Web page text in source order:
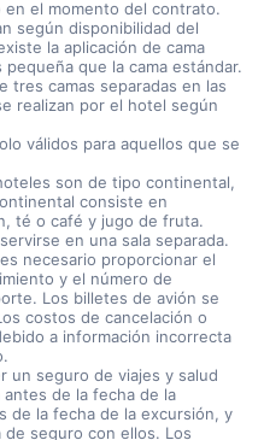
el momento del contrato.
según disponibilidad del
la aplicación de cama
que la cama estándar.
tres camas separadas en las
realizan por el hotel según
válidos para aquellos que se
son de tipo continental,
consiste en
té o café y jugo de fruta.
en una sala separada.
necesario proporcionar el
y el número de
Los billetes de avión se
costos de cancelación o
a información incorrecta
un seguro de viajes y salud
de la fecha de la
de la fecha de la excursión, y
seguro con ellos. Los